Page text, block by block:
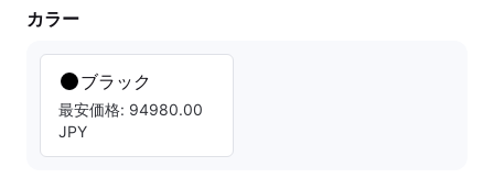
カラー
ブラック
最安価格: 94980.00
JPY